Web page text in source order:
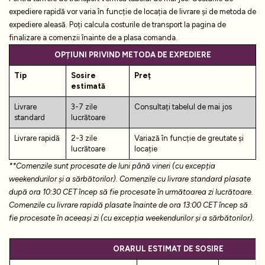
expediere rapidă vor varia în funcție de locația de livrare și de metoda de
expediere aleasă. Poți calcula costurile de transport la pagina de
finalizare a comenzii înainte de a plasa comanda.
OPȚIUNI PRIVIND METODA DE EXPEDIERE
Tip
Sosire
estimată
Preț
Livrare
standard
3-7 zile
lucrătoare
Consultați tabelul de mai jos
Livrare rapidă
2-3 zile
lucrătoare
Variază în funcție de greutate și
locație
**Comenzile sunt procesate de luni până vineri (cu excepția
weekendurilor și a sărbătorilor). Comenzile cu livrare standard plasate
după ora 10:30 CET încep să fie procesate în următoarea zi lucrătoare.
Comenzile cu livrare rapidă plasate înainte de ora 13:00 CET încep să
fie procesate în aceeași zi (cu excepția weekendurilor și a sărbătorilor).
ORARUL ESTIMAT DE SOSIRE